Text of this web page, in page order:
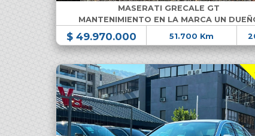
MASERATI GRECALE GT
MANTENIMIENTO EN LA MARCA UN
$ 49.970.000 51.700 Km